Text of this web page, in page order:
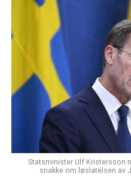
Statsminister Ulf Kristersson
snakke om løslatelsen av